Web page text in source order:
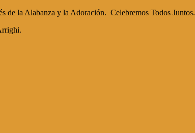
de la Alabanza y la Adoración. Celebremos Todos Juntos.